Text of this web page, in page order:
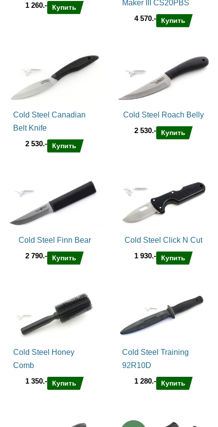
1 260.-
Купить
Maker III CS20PBS
4 570.-
Купить
Cold Steel Canadian
Belt Knife
2 530.-
Купить
Cold Steel Roach Belly
2 530.-
Купить
Cold Steel Finn Bear
2 790.-
Купить
Cold Steel Click N Cut
1 930.-
Купить
Cold Steel Honey
Comb
1 350.-
Купить
Cold Steel Training
92R10D
1 280.-
Купить